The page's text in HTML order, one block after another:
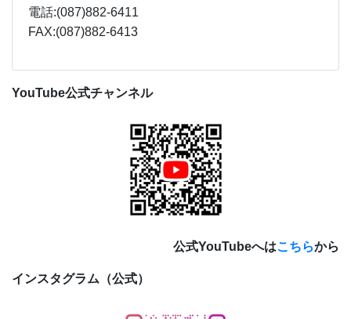
電話:(087)882-6411
FAX:(087)882-6413
YouTube公式チャンネル
公式YouTubeへはこちらから
インスタグラム（公式）